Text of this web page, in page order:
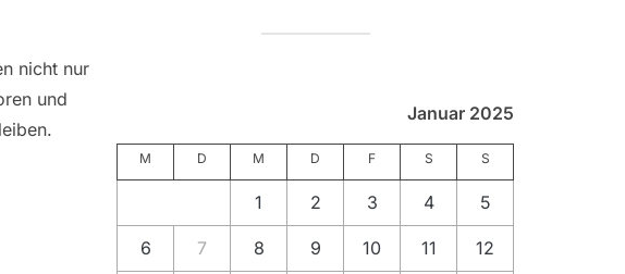
nicht nur
und
Januar 2025
M D M D F S S
1 2 3 4 5
6 7 8 9 10 11 12